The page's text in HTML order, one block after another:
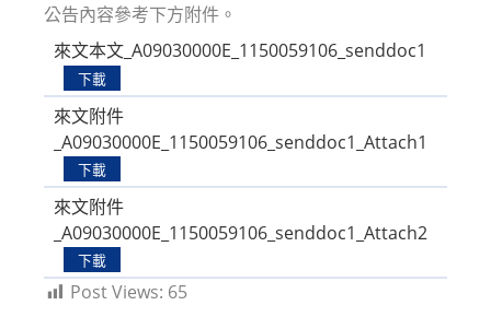
公告內容參考下方附件。
來文本文_A09030000E_1150059106_senddoc1
下載
來文附件
_A09030000E_1150059106_senddoc1_Attach1
下載
來文附件
_A09030000E_1150059106_senddoc1_Attach2
下載
Post Views: 65